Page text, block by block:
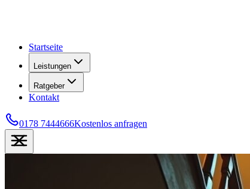
Startseite
Leistungen
Ratgeber
Kontakt
0178 7444666Kostenlos anfragen